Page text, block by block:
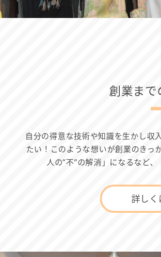
創業まで
自分の得意な技術や知識を生かし収
たい！このような想いが創業のきっ
人の”不”の解消」になるなど
詳しく